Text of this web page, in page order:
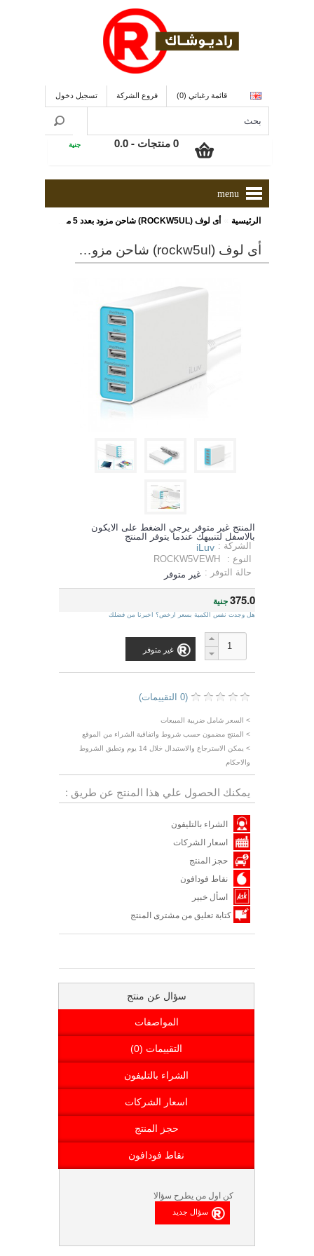
قائمة رغباتي (0) فروع الشركة تسجيل دخول
0 منتجات - 0.0 جنية
menu
الرئيسية » أى لوف (ROCKW5UL) شاحن مزود بعدد 5 منافذ يو إس بى للشحن
أى لوف (rockw5ul) شاحن مزود بعدد 5 منافذ يو إس بى للشحن
المنتج غير متوفر يرجي الضغط على الايكون
بالاسفل لتنبيهك عندما يتوفر المنتج
الشركة : iLuv
النوع :
ROCKW5VEWH
حالة التوفر : غير متوفر
375.0جنية
هل وجدت نفس الكمية بسعر ارخص؟ اخبرنا من فضلك
غير متوفر
(0 التقييمات)
> السعر شامل ضريبة المبيعات
> المنتج مضمون حسب شروط واتفاقية الشراء من الموقع
> يمكن الاسترجاع والاستبدال خلال 14 يوم وتطبق الشروط
والاحكام
يمكنك الحصول علي هذا المنتج عن طريق :
الشراء بالتليفون
اسعار الشركات
حجز المنتج
نقاط فودافون
اسأل خبير
كتابة تعليق من مشترى المنتج
سؤال عن منتج
المواصفات
التقييمات (0)
الشراء بالتليفون
اسعار الشركات
حجز المنتج
نقاط فودافون
كن اول من يطرح سؤالا